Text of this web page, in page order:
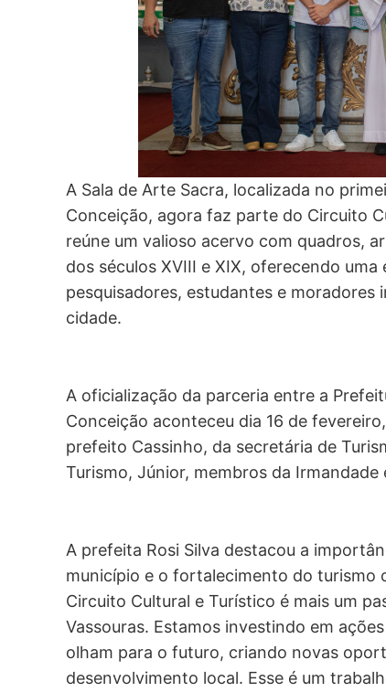
A Sala de Arte Sacra, localizada no
Conceição, agora faz parte do Circuito
reúne um valioso acervo com quadros,
dos séculos XVIII e XIX, oferecendo
pesquisadores, estudantes e
cidade.
A oficialização da parceria entre a
Conceição aconteceu dia 16 de
prefeito Cassinho, da secretária de
Turismo, Júnior, membros da
A prefeita Rosi Silva destacou a
município e o fortalecimento do turismo
Circuito Cultural e Turístico é mais um
Vassouras. Estamos investindo em
olham para o futuro, criando novas
desenvolvimento local. Esse é um